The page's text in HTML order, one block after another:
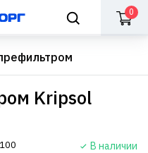
0
Kripsol
В наличии